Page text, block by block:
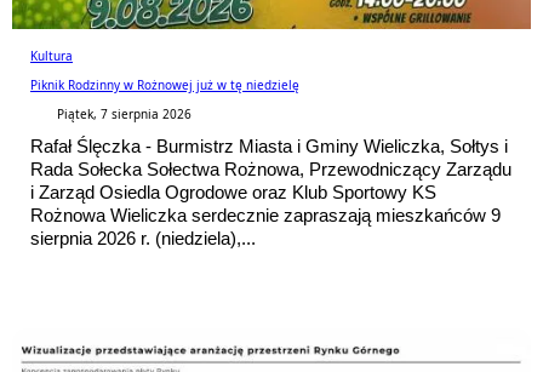
Kultura
Piknik Rodzinny w Rożnowej już w tę niedzielę
Piątek, 7 sierpnia 2026
Rafał Ślęczka - Burmistrz Miasta i Gminy Wieliczka, Sołtys i
Rada Sołecka Sołectwa Rożnowa, Przewodniczący Zarządu
i Zarząd Osiedla Ogrodowe oraz Klub Sportowy KS
Rożnowa Wieliczka serdecznie zapraszają mieszkańców 9
sierpnia 2026 r. (niedziela),...